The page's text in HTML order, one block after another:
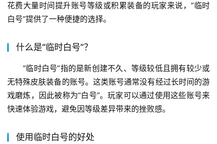
花费大量时间提升账号等级或积累装备的玩家来说，“临时
白号”提供了一种便捷的选择。
什么是“临时白号”？
“临时白号”指的是新创建不久、等级较低且拥有较少或
无特殊皮肤装备的账号。这类账号通常没有经过长时间的游
戏磨炼，因此被称为“白号”。玩家可以通过使用这些账号来
快速体验游戏，避免因等级差异带来的挫败感。
使用临时白号的好处